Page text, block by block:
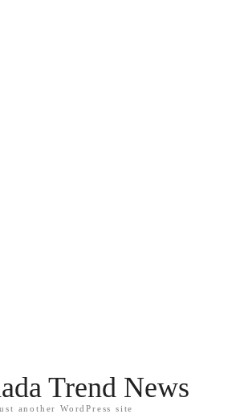
Trend News
another WordPress site